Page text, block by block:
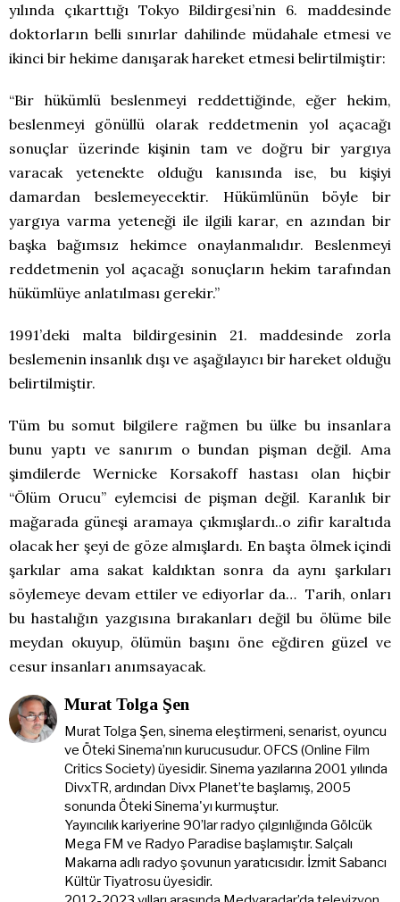
yılında çıkarttığı Tokyo Bildirgesi’nin 6. maddesinde
doktorların belli sınırlar dahilinde müdahale etmesi ve
ikinci bir hekime danışarak hareket etmesi belirtilmiştir:
“Bir hükümlü beslenmeyi reddettiğinde, eğer hekim,
beslenmeyi gönüllü olarak reddetmenin yol açacağı
sonuçlar üzerinde kişinin tam ve doğru bir yargıya
varacak yetenekte olduğu kanısında ise, bu kişiyi
damardan beslemeyecektir. Hükümlünün böyle bir
yargıya varma yeteneği ile ilgili karar, en azından bir
başka bağımsız hekimce onaylanmalıdır. Beslenmeyi
reddetmenin yol açacağı sonuçların hekim tarafından
hükümlüye anlatılması gerekir.”
1991’deki malta bildirgesinin 21. maddesinde zorla
beslemenin insanlık dışı ve aşağılayıcı bir hareket olduğu
belirtilmiştir.
Tüm bu somut bilgilere rağmen bu ülke bu insanlara
bunu yaptı ve sanırım o bundan pişman değil. Ama
şimdilerde Wernicke Korsakoff hastası olan hiçbir
“Ölüm Orucu” eylemcisi de pişman değil. Karanlık bir
mağarada güneşi aramaya çıkmışlardı..o zifir karaltıda
olacak her şeyi de göze almışlardı. En başta ölmek içindi
şarkılar ama sakat kaldıktan sonra da aynı şarkıları
söylemeye devam ettiler ve ediyorlar da… Tarih, onları
bu hastalığın yazgısına bırakanları değil bu ölüme bile
meydan okuyup, ölümün başını öne eğdiren güzel ve
cesur insanları anımsayacak.
Murat Tolga Şen
Murat Tolga Şen, sinema eleştirmeni, senarist, oyuncu
ve Öteki Sinema’nın kurucusudur. OFCS (Online Film
Critics Society) üyesidir. Sinema yazılarına 2001 yılında
DivxTR, ardından Divx Planet’te başlamış, 2005
sonunda Öteki Sinema'yı kurmuştur.
Yayıncılık kariyerine 90’lar radyo çılgınlığında Gölcük
Mega FM ve Radyo Paradise başlamıştır. Salçalı
Makarna adlı radyo şovunun yaratıcısıdır. İzmit Sabancı
Kültür Tiyatrosu üyesidir.